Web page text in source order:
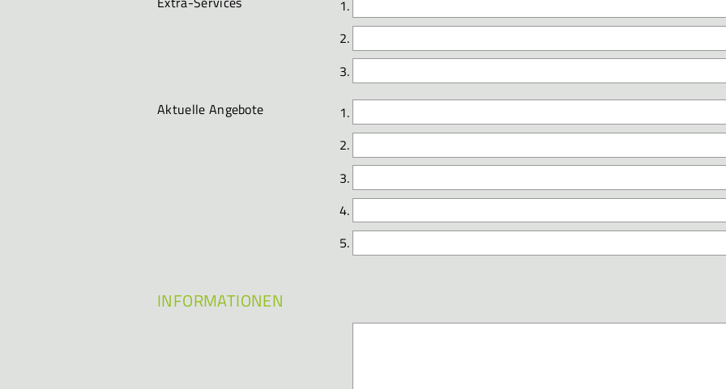
Aktuelle Angebote
INFORMATIONEN